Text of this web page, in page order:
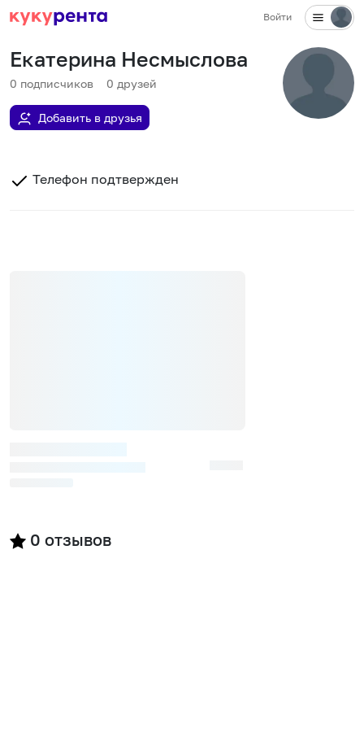
Войти
Екатерина Несмыслова
0 подписчиков 0 друзей
Добавить в друзья
Телефон подтвержден
0 отзывов